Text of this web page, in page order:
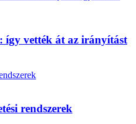
így vették át az irányítást
rendszerek